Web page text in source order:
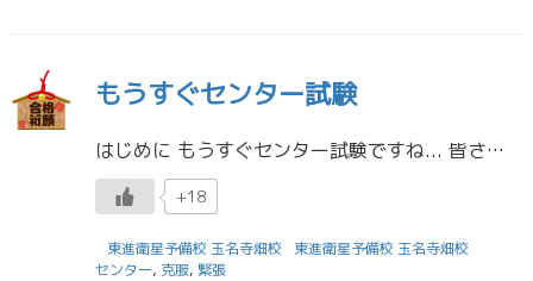
もうすぐセンター試験
はじめに もうすぐセンター試験ですね... 皆さん色々な想いで準備をすすめていると思います。 今回は自分の体験談を踏まえながら受験生の皆さんにメッセージを送れたらなと思っています。 センター直前の悲劇 自分が高校生のとき […]
+18
東進衛星予備校 玉名寺畑校
東進衛星予備校 玉名寺畑校
センター, 克服, 緊張